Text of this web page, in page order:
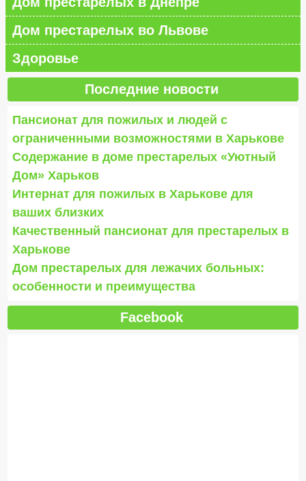
Дом престарелых во Львове
Здоровье
Последние новости
Пансионат для пожилых и людей с
ограниченными возможностями в Харькове
Содержание в доме престарелых «Уютный
Дом» Харьков
Интернат для пожилых в Харькове для
ваших близких
Качественный пансионат для престарелых в
Харькове
Дом престарелых для лежачих больных:
особенности и преимущества
Facebook